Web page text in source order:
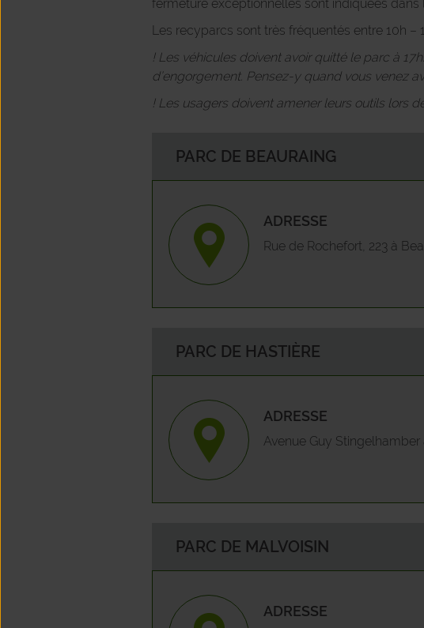
fermeture exceptionnelles sont indiquées
Les recyparcs sont très fréquentés entre 10h –
! Les véhicules doivent avoir quitté le parc à
d’engorgement. Pensez-y quand vous venez
! Les usagers doivent amener leurs outils lors
PARC DE BEAURAING
ADRESSE
Rue de Rochefort, 223 à
PARC DE HASTIÈRE
ADRESSE
Avenue Guy Stingelhamber
PARC DE MALVOISIN
ADRESSE